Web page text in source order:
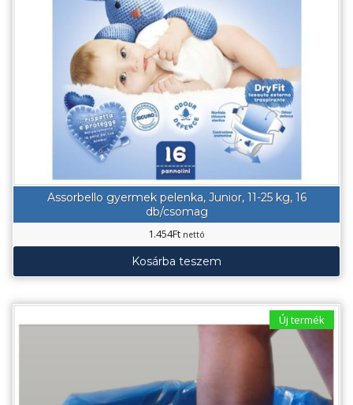
Assorbello gyermek pelenka, Junior, 11-25 kg, 16
db/csomag
1.454Ft nettó
Kosárba teszem
Új termék